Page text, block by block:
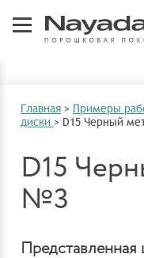
Главная > Примеры
диски > D15 Черный
D15
№3